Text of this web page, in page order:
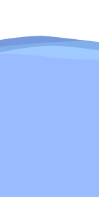
認ください。